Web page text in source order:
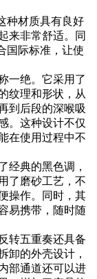
种材质具有良好
来非常舒适。同
国际标准，让使
一绝。它采用了
纹理和形状，从
到后段的深喉吸
。这种设计不仅
在使用过程中不
经典的黑色调，
了磨砂工艺，不
操作。同时，其
易携带，随时随
转五重奏还具备
卸的外壳设计，
部通道还可以进